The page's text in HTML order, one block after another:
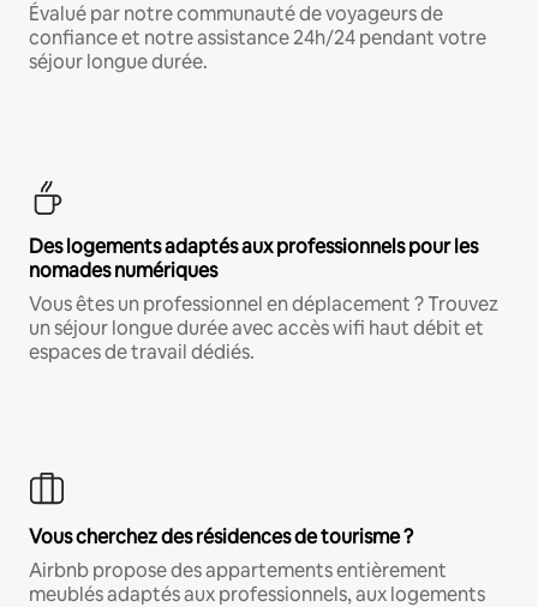
Évalué par notre communauté de voyageurs de
confiance et notre assistance 24h/24 pendant votre
séjour longue durée.
Des logements adaptés aux professionnels pour les
nomades numériques
Vous êtes un professionnel en déplacement ? Trouvez
un séjour longue durée avec accès wifi haut débit et
espaces de travail dédiés.
Vous cherchez des résidences de tourisme ?
Airbnb propose des appartements entièrement
meublés adaptés aux professionnels, aux logements